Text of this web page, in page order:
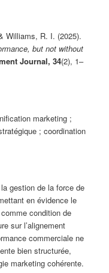
Williams, R. I. (2025).
but not without
Journal, 34(2), 1–
marketing ;
; coordination
gestion de la force de
en évidence le
condition de
sur l’alignement
commerciale ne
bien structurée,
marketing cohérente.